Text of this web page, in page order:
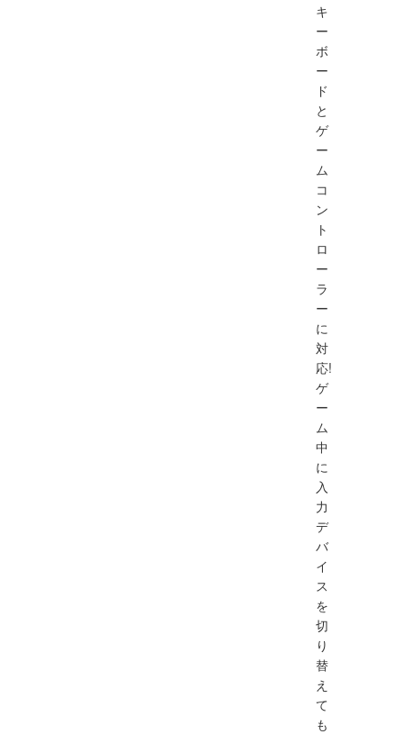
キ
ー
ボ
ー
ド
と
ゲ
ー
ム
コ
ン
ト
ロ
ー
ラ
ー
に
対
応!
ゲ
ー
ム
中
に
入
力
デ
バ
イ
ス
を
切
り
替
え
て
も